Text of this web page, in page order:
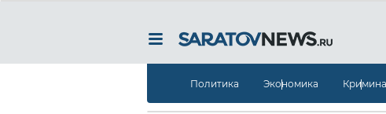
Политика Экономика